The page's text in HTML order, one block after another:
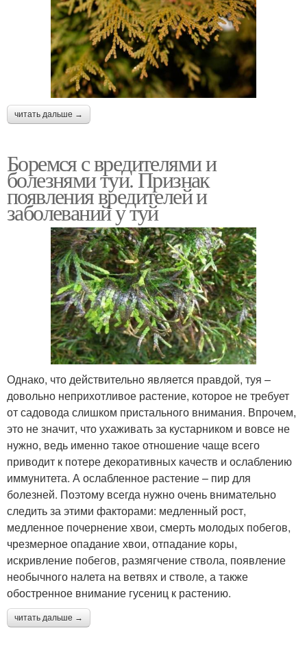
читать дальше →
Боремся с вредителями и
болезнями туи. Признак
появления вредителей и
заболеваний у туй
Однако, что действительно является правдой, туя –
довольно неприхотливое растение, которое не требует
от садовода слишком пристального внимания. Впрочем,
это не значит, что ухаживать за кустарником и вовсе не
нужно, ведь именно такое отношение чаще всего
приводит к потере декоративных качеств и ослаблению
иммунитета. А ослабленное растение – пир для
болезней. Поэтому всегда нужно очень внимательно
следить за этими факторами: медленный рост,
медленное почернение хвои, смерть молодых побегов,
чрезмерное опадание хвои, отпадание коры,
искривление побегов, размягчение ствола, появление
необычного налета на ветвях и стволе, а также
обостренное внимание гусениц к растению.
читать дальше →